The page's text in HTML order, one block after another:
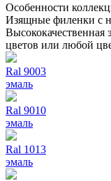
Особенности
Изящные филенки с
Высококачественная
цветов или любой
Ral 9003
эмаль
Ral 9010
эмаль
Ral 1013
эмаль